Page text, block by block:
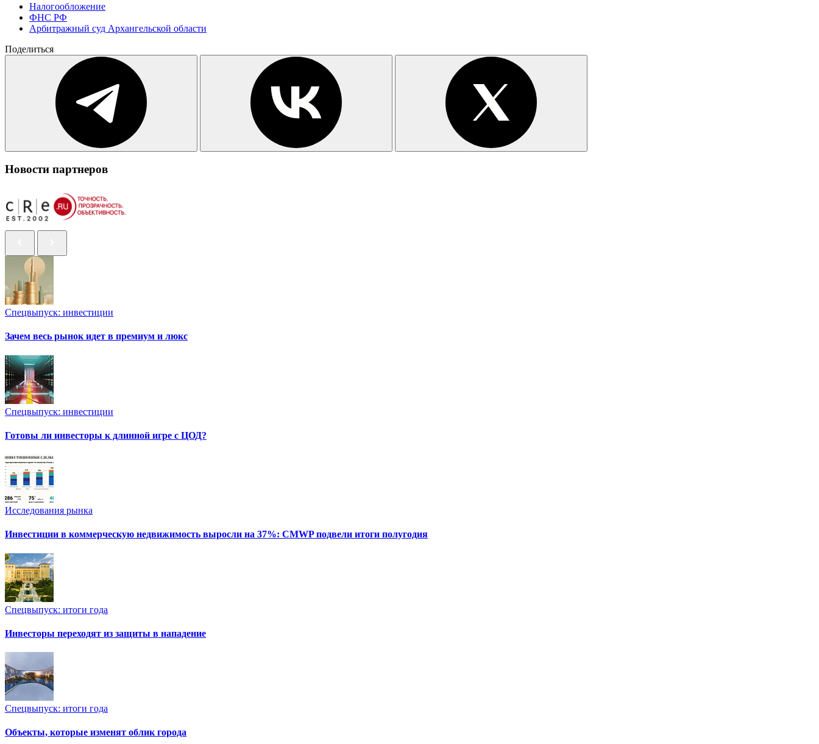
Налогообложение
ФНС РФ
Арбитражный суд Архангельской области
Поделиться
Новости партнеров
Спецвыпуск: инвестиции
Зачем весь рынок идет в премиум и люкс
Спецвыпуск: инвестиции
Готовы ли инвесторы к длинной игре с ЦОД?
Исследования рынка
Инвестиции в коммерческую недвижимость выросли на 37%: CMWP подвели итоги полугодия
Спецвыпуск: итоги года
Инвесторы переходят из защиты в нападение
Спецвыпуск: итоги года
Объекты, которые изменят облик города